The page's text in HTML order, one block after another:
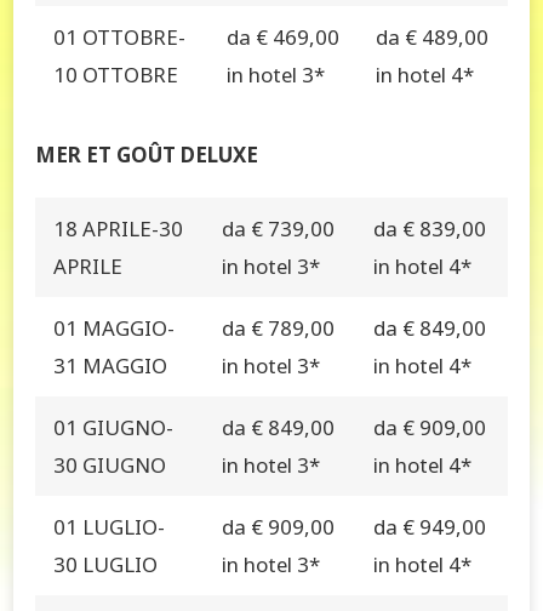
01 OTTOBRE-
10 OTTOBRE
da € 469,00
in hotel 3*
da € 489,00
in hotel 4*
MER ET GOÛT DELUXE
18 APRILE-30
APRILE
da € 739,00
in hotel 3*
da € 839,00
in hotel 4*
01 MAGGIO-
31 MAGGIO
da € 789,00
in hotel 3*
da € 849,00
in hotel 4*
01 GIUGNO-
30 GIUGNO
da € 849,00
in hotel 3*
da € 909,00
in hotel 4*
01 LUGLIO-
30 LUGLIO
da € 909,00
in hotel 3*
da € 949,00
in hotel 4*